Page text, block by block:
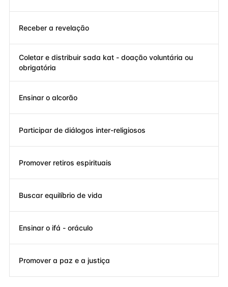
Receber a revelação
Coletar e distribuir sada kat - doação voluntária ou
obrigatória
Ensinar o alcorão
Participar de diálogos inter-religiosos
Promover retiros espirituais
Buscar equilíbrio de vida
Ensinar o ifá - oráculo
Promover a paz e a justiça